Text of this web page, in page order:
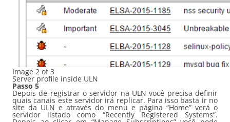
Image 2 of 3
Server profile inside ULN
Passo 5
Depois de registrar o servidor na ULN você precisa definir
quais canais este servidor irá replicar. Para isso basta ir no
site da ULN e através do menu e página “Home” verá o
servidor listado como “Recently Registered Systems”.